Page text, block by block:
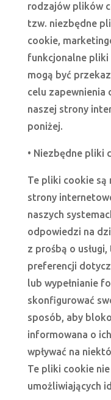
rodzajów plików
tzw. niezbędne
cookie,
funkcjonalne
mogą być
celu zapewnienia
naszej strony
poniżej.
• Niezbędne pliki
Te pliki cookie są
strony
naszych
odpowiedzi na
z prośbą o
preferencji
lub wypełnianie
skonfigurować
sposób, aby
informowana o
wpływać na
Te pliki cookie
umożliwiających